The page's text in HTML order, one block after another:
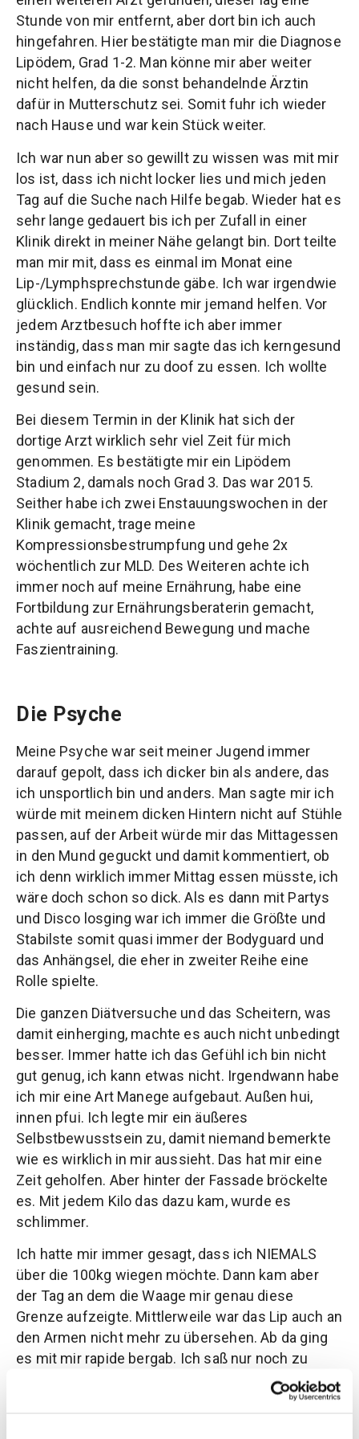
Stunde von mir entfernt, aber dort bin ich auch
hingefahren. Hier bestätigte man mir die Diagnose
Lipödem, Grad 1-2. Man könne mir aber weiter
nicht helfen, da die sonst behandelnde Ärztin
dafür in Mutterschutz sei. Somit fuhr ich wieder
nach Hause und war kein Stück weiter.
Ich war nun aber so gewillt zu wissen was mit mir
los ist, dass ich nicht locker lies und mich jeden
Tag auf die Suche nach Hilfe begab. Wieder hat es
sehr lange gedauert bis ich per Zufall in einer
Klinik direkt in meiner Nähe gelangt bin. Dort teilte
man mir mit, dass es einmal im Monat eine
Lip-/Lymphsprechstunde gäbe. Ich war irgendwie
glücklich. Endlich konnte mir jemand helfen. Vor
jedem Arztbesuch hoffte ich aber immer
inständig, dass man mir sagte das ich kerngesund
bin und einfach nur zu doof zu essen. Ich wollte
gesund sein.
Bei diesem Termin in der Klinik hat sich der
dortige Arzt wirklich sehr viel Zeit für mich
genommen. Es bestätigte mir ein Lipödem
Stadium 2, damals noch Grad 3. Das war 2015.
Seither habe ich zwei Enstauungswochen in der
Klinik gemacht, trage meine
Kompressionsbestrumpfung und gehe 2x
wöchentlich zur MLD. Des Weiteren achte ich
immer noch auf meine Ernährung, habe eine
Fortbildung zur Ernährungsberaterin gemacht,
achte auf ausreichend Bewegung und mache
Faszientraining.
Die Psyche
Meine Psyche war seit meiner Jugend immer
darauf gepolt, dass ich dicker bin als andere, das
ich unsportlich bin und anders. Man sagte mir ich
würde mit meinem dicken Hintern nicht auf Stühle
passen, auf der Arbeit würde mir das Mittagessen
in den Mund geguckt und damit kommentiert, ob
ich denn wirklich immer Mittag essen müsste, ich
wäre doch schon so dick. Als es dann mit Partys
und Disco losging war ich immer die Größte und
Stabilste somit quasi immer der Bodyguard und
das Anhängsel, die eher in zweiter Reihe eine
Rolle spielte.
Die ganzen Diätversuche und das Scheitern, was
damit einherging, machte es auch nicht unbedingt
besser. Immer hatte ich das Gefühl ich bin nicht
gut genug, ich kann etwas nicht. Irgendwann habe
ich mir eine Art Manege aufgebaut. Außen hui,
innen pfui. Ich legte mir ein äußeres
Selbstbewusstsein zu, damit niemand bemerkte
wie es wirklich in mir aussieht. Das hat mir eine
Zeit geholfen. Aber hinter der Fassade bröckelte
es. Mit jedem Kilo das dazu kam, wurde es
schlimmer.
Ich hatte mir immer gesagt, dass ich NIEMALS
über die 100kg wiegen möchte. Dann kam aber
der Tag an dem die Waage mir genau diese
Grenze aufzeigte. Mittlerweile war das Lip auch an
den Armen nicht mehr zu übersehen. Ab da ging
es mit mir rapide bergab. Ich saß nur noch zu